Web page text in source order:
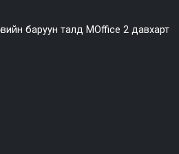
баруун талд MOffice 2 давхарт